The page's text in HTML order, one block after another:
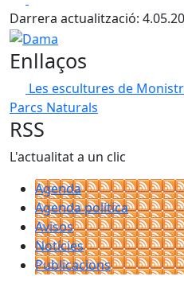
+
−
Darrera actualització:
Dama
Enllaços
Les escultures de
Parcs Naturals
RSS
L'actualitat a un clic
Agenda
Agenda política
Avisos
Notícies
Publicacions